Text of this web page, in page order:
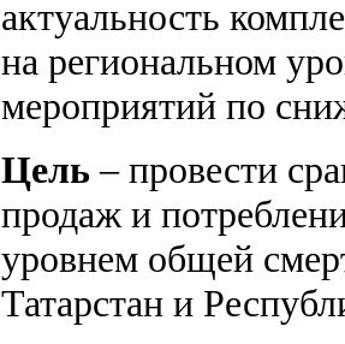
актуальность
на региональном
мероприятий по
Цель– провести
продаж и
уровнем общей
Татарстан и